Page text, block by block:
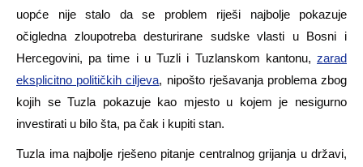
uopće nije stalo da se problem riješi najbolje pokazuje
očigledna zloupotreba desturirane sudske vlasti u Bosni i
Hercegovini, pa time i u Tuzli i Tuzlanskom kantonu, zarad
eksplicitno političkih ciljeva, nipošto rješavanja problema zbog
kojih se Tuzla pokazuje kao mjesto u kojem je nesigurno
investirati u bilo šta, pa čak i kupiti stan.
Tuzla ima najbolje rješeno pitanje centralnog grijanja u državi,